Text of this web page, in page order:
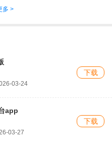
多 >
03-24
下载
app
03-27
下载